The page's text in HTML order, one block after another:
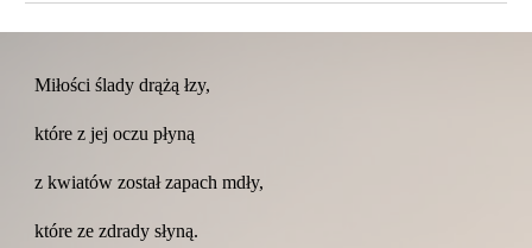
Miłości ślady drążą łzy,
które z jej oczu płyną
z kwiatów został zapach mdły,
które ze zdrady słyną.